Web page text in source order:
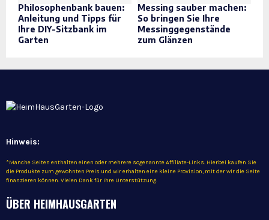
Philosophenbank bauen:
Anleitung und Tipps für
Ihre DIY-Sitzbank im
Garten
Messing sauber machen:
So bringen Sie Ihre
Messinggegenstände
zum Glänzen
Hinweis:
*Manche Seiten enthalten einen oder mehrere sogenannte Affiliate-Links. Hierbei kaufen Sie
die Produkte zum gewohnten Preis und wir erhalten eine kleine Provision, mit der wir die Seite
finanzieren können. Vielen Dank für Ihre Unterstützung.
ÜBER HEIMHAUSGARTEN